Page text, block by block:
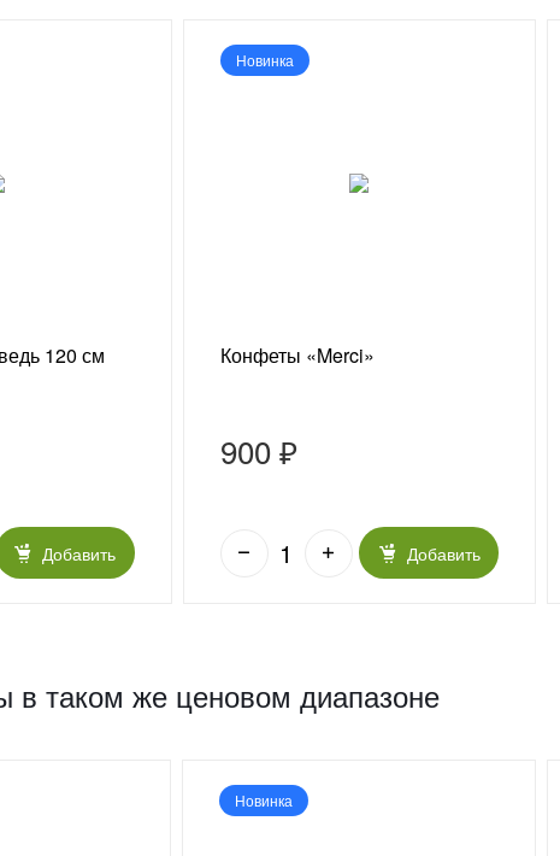
120 см
Добавить
Новинка
Конфеты «Merci»
900 ₽
Добавить
в таком же ценовом диапазоне
Новинка